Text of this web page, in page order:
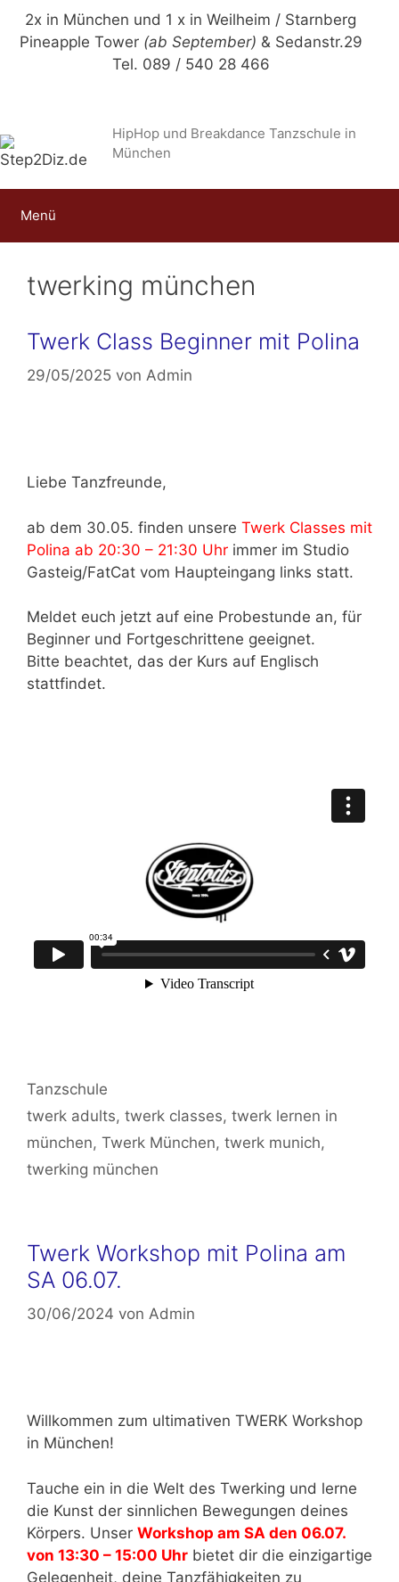
Zum
Inhalt
2x in München und 1 x in Weilheim / Starnberg
Pineapple Tower (ab September) & Sedanstr.29
Tel. 089 / 540 28 466
HipHop und Breakdance Tanzschule in
München
Menü
twerking münchen
Twerk Class Beginner mit Polina
29/05/2025 von Admin
Liebe Tanzfreunde,
ab dem 30.05. finden unsere Twerk Classes mit
Polina ab 20:30 – 21:30 Uhr immer im Studio
Gasteig/FatCat vom Haupteingang links statt.
Meldet euch jetzt auf eine Probestunde an, für
Beginner und Fortgeschrittene geeignet.
Bitte beachtet, das der Kurs auf Englisch
stattfindet.
Kategorien
Tanzschule
Schlagwörter
twerk adults, twerk classes, twerk lernen in
münchen, Twerk München, twerk munich,
twerking münchen
Twerk Workshop mit Polina am
SA 06.07.
30/06/2024 von Admin
Willkommen zum ultimativen TWERK Workshop
in München!
Tauche ein in die Welt des Twerking und lerne
die Kunst der sinnlichen Bewegungen deines
Körpers. Unser Workshop am SA den 06.07.
von 13:30 – 15:00 Uhr bietet dir die einzigartige
Gelegenheit, deine Tanzfähigkeiten zu